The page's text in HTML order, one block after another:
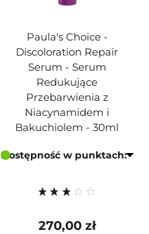
Paula's Choice -
Discoloration Repair
Serum - Serum
Redukujące
Przebarwienia z
Niacynamidem i
Bakuchiolem - 30ml
Dostępność w punktach:
270,00 zł